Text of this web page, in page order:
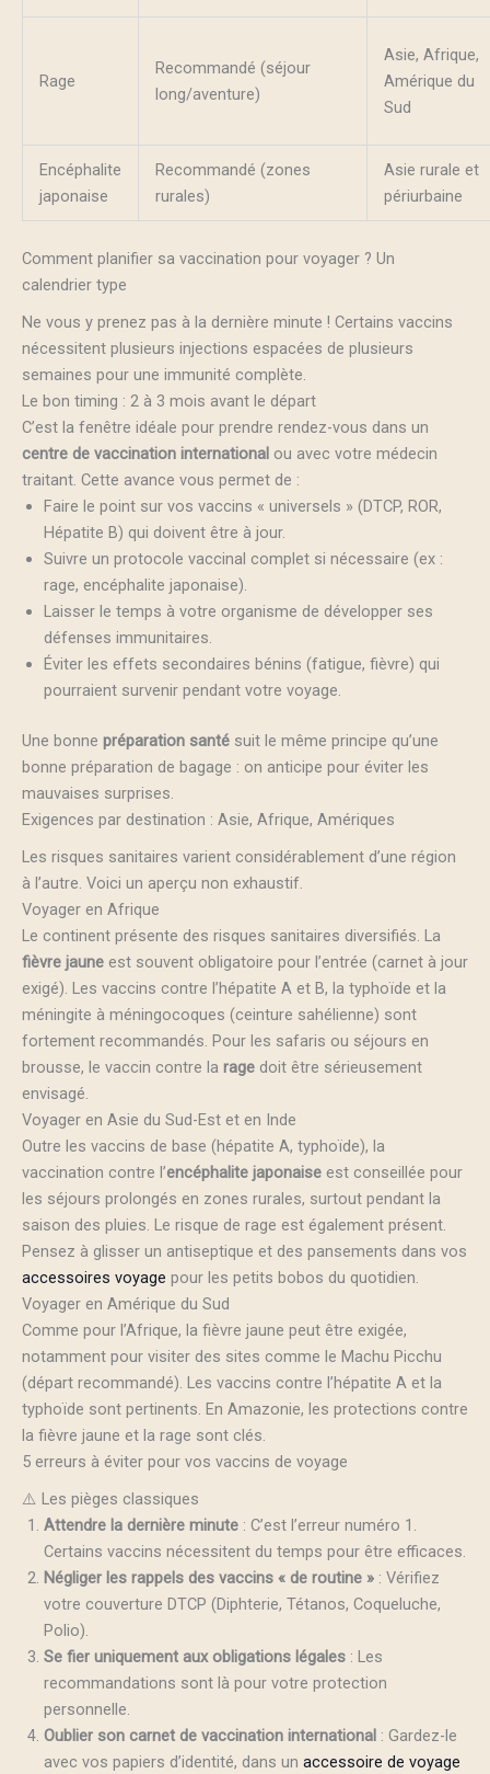
Rage
Recommandé (séjour
long/aventure)
Asie, Afrique,
Amérique du
Sud
Encéphalite
japonaise
Recommandé (zones
rurales)
Asie rurale et
périurbaine
Comment planifier sa vaccination pour voyager ? Un
calendrier type
Ne vous y prenez pas à la dernière minute ! Certains vaccins
nécessitent plusieurs injections espacées de plusieurs
semaines pour une immunité complète.
Le bon timing : 2 à 3 mois avant le départ
C’est la fenêtre idéale pour prendre rendez-vous dans un
centre de vaccination international ou avec votre médecin
traitant. Cette avance vous permet de :
Faire le point sur vos vaccins « universels » (DTCP, ROR,
Hépatite B) qui doivent être à jour.
Suivre un protocole vaccinal complet si nécessaire (ex :
rage, encéphalite japonaise).
Laisser le temps à votre organisme de développer ses
défenses immunitaires.
Éviter les effets secondaires bénins (fatigue, fièvre) qui
pourraient survenir pendant votre voyage.
Une bonne préparation santé suit le même principe qu’une
bonne préparation de bagage : on anticipe pour éviter les
mauvaises surprises.
Exigences par destination : Asie, Afrique, Amériques
Les risques sanitaires varient considérablement d’une région
à l’autre. Voici un aperçu non exhaustif.
Voyager en Afrique
Le continent présente des risques sanitaires diversifiés. La
fièvre jaune est souvent obligatoire pour l’entrée (carnet à jour
exigé). Les vaccins contre l’hépatite A et B, la typhoïde et la
méningite à méningocoques (ceinture sahélienne) sont
fortement recommandés. Pour les safaris ou séjours en
brousse, le vaccin contre la rage doit être sérieusement
envisagé.
Voyager en Asie du Sud-Est et en Inde
Outre les vaccins de base (hépatite A, typhoïde), la
vaccination contre l’encéphalite japonaise est conseillée pour
les séjours prolongés en zones rurales, surtout pendant la
saison des pluies. Le risque de rage est également présent.
Pensez à glisser un antiseptique et des pansements dans vos
accessoires voyage pour les petits bobos du quotidien.
Voyager en Amérique du Sud
Comme pour l’Afrique, la fièvre jaune peut être exigée,
notamment pour visiter des sites comme le Machu Picchu
(départ recommandé). Les vaccins contre l’hépatite A et la
typhoïde sont pertinents. En Amazonie, les protections contre
la fièvre jaune et la rage sont clés.
5 erreurs à éviter pour vos vaccins de voyage
⚠️ Les pièges classiques
Attendre la dernière minute : C’est l’erreur numéro 1.
Certains vaccins nécessitent du temps pour être efficaces.
Négliger les rappels des vaccins « de routine » : Vérifiez
votre couverture DTCP (Diphterie, Tétanos, Coqueluche,
Polio).
Se fier uniquement aux obligations légales : Les
recommandations sont là pour votre protection
personnelle.
Oublier son carnet de vaccination international : Gardez-le
avec vos papiers d’identité, dans un accessoire de voyage